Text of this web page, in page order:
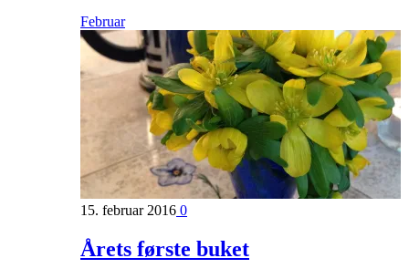
Februar
15. februar 2016 0
Årets første buket